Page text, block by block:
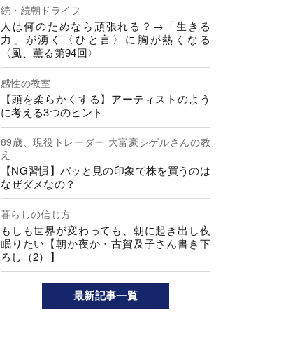
続・続朝ドライフ
人は何のためなら頑張れる？→「生きる
力」が湧く〈ひと言〉に胸が熱くなる
〈風、薫る第94回〉
感性の教室
【頭を柔らかくする】アーティストのよう
に考える3つのヒント
89歳、現役トレーダー 大富豪シゲルさんの教
え
【NG習慣】パッと見の印象で株を買うのは
なぜダメなの？
暮らしの信じ方
もしも世界が変わっても、朝に起き出し夜
眠りたい【朝か夜か・古賀及子さん書き下
ろし（2）】
最新記事一覧